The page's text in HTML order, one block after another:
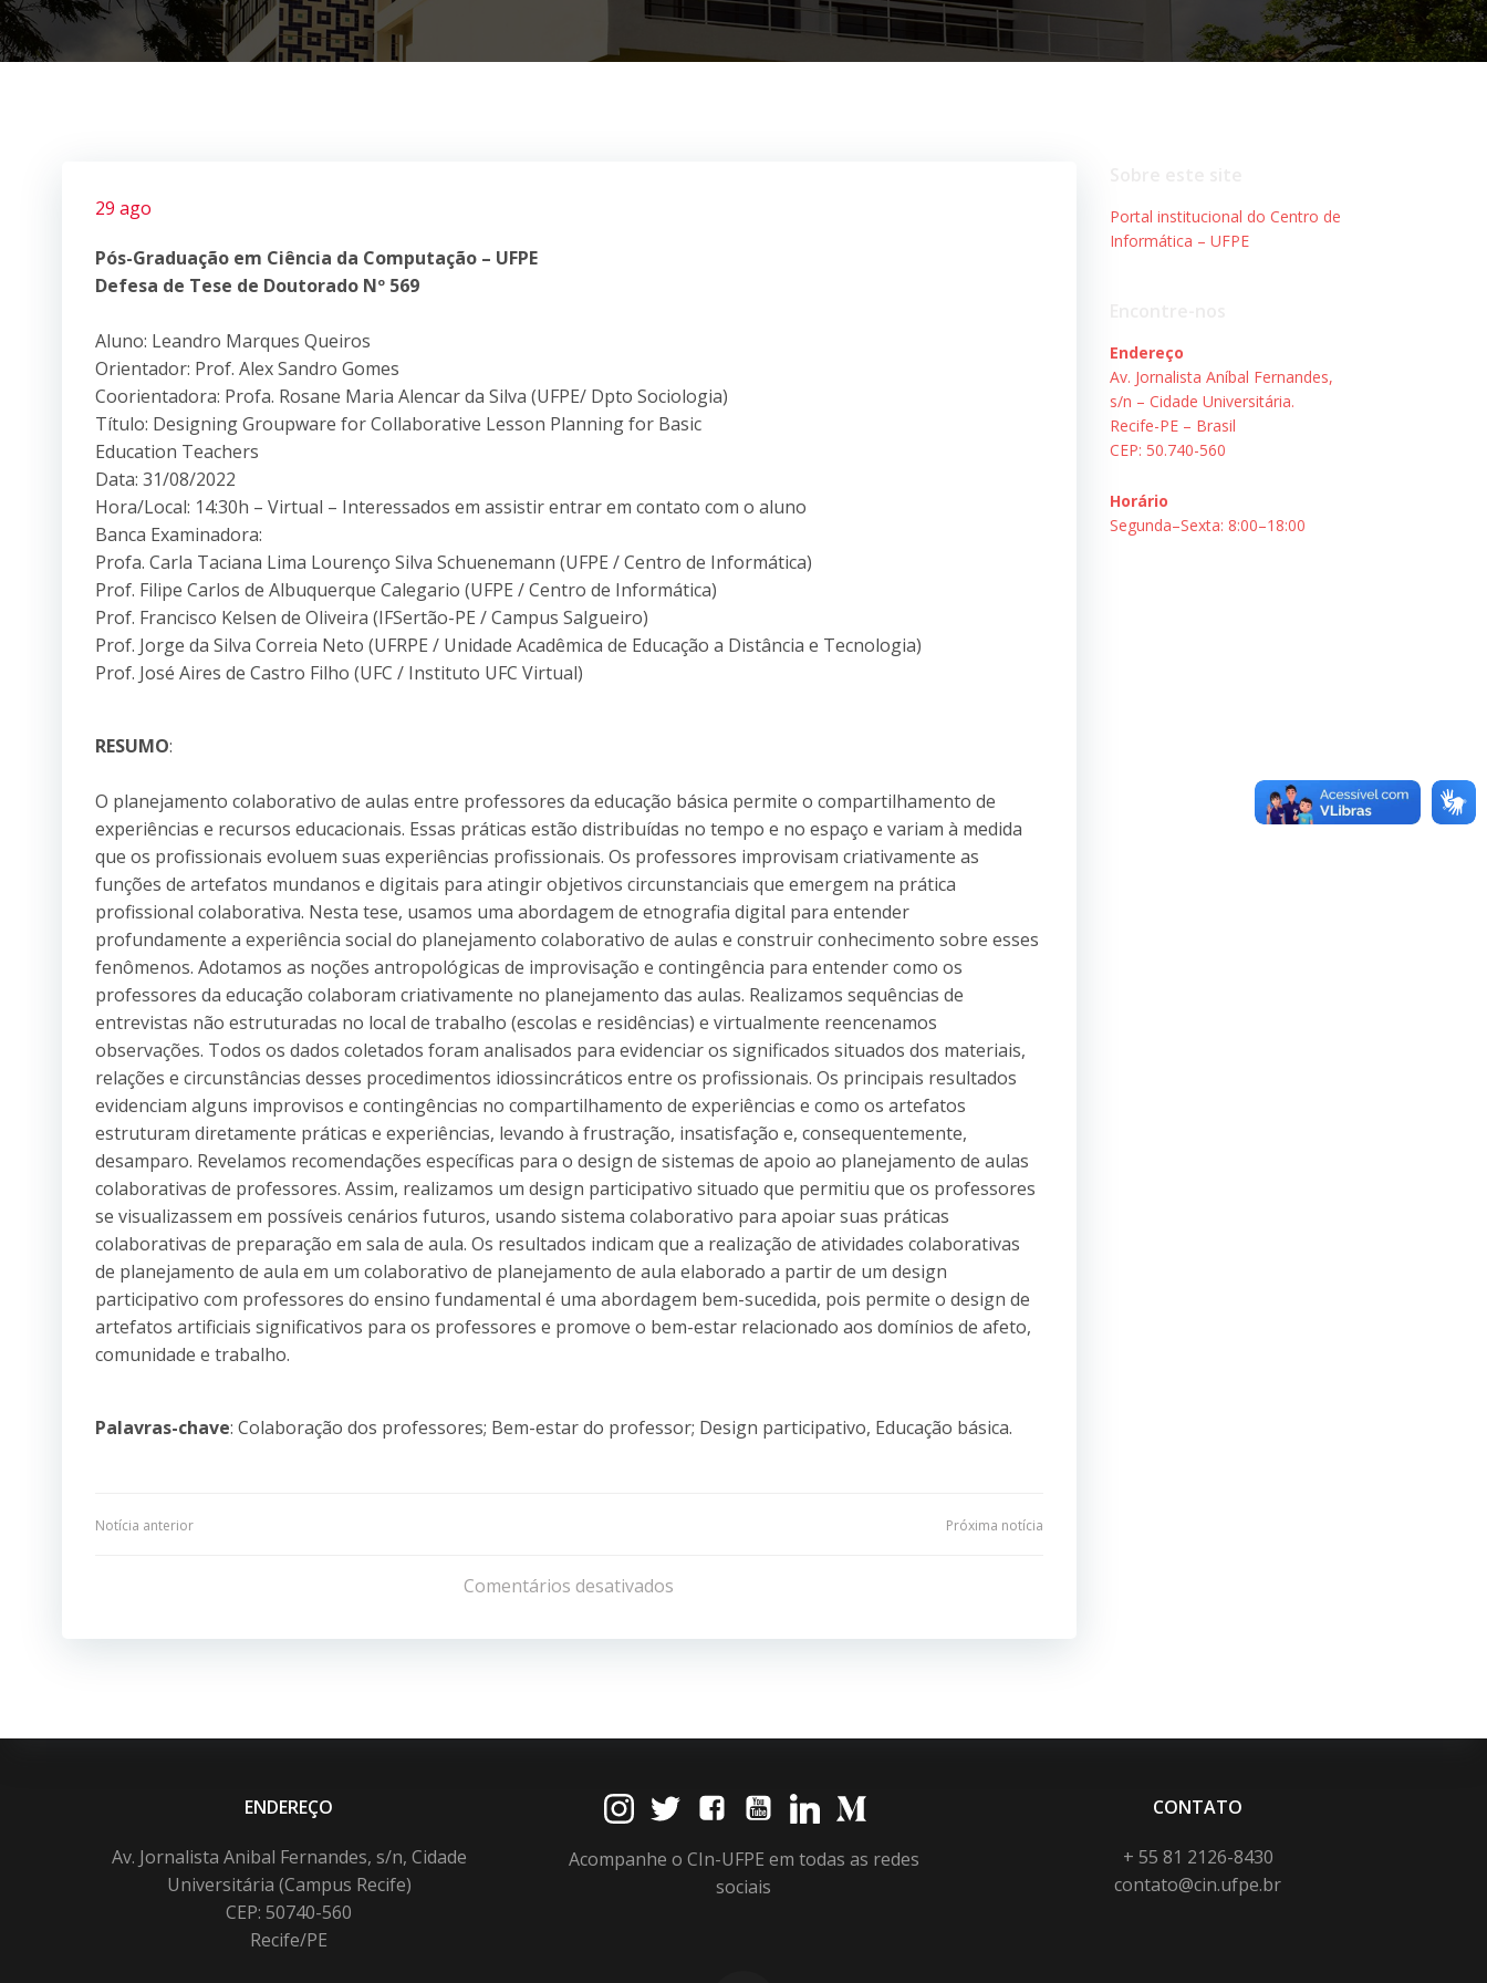
29 ago
Pós-Graduação em Ciência da Computação – UFPE
Defesa de Tese de Doutorado Nº 569
Aluno: Leandro Marques Queiros
Orientador: Prof. Alex Sandro Gomes
Coorientadora: Profa. Rosane Maria Alencar da Silva (UFPE/ Dpto Sociologia)
Título: Designing Groupware for Collaborative Lesson Planning for Basic
Education Teachers
Data: 31/08/2022
Hora/Local: 14:30h – Virtual – Interessados em assistir entrar em contato com o aluno
Banca Examinadora:
Profa. Carla Taciana Lima Lourenço Silva Schuenemann (UFPE / Centro de Informática)
Prof. Filipe Carlos de Albuquerque Calegario (UFPE / Centro de Informática)
Prof. Francisco Kelsen de Oliveira (IFSertão-PE / Campus Salgueiro)
Prof. Jorge da Silva Correia Neto (UFRPE / Unidade Acadêmica de Educação a Distância e Tecnologia)
Prof. José Aires de Castro Filho (UFC / Instituto UFC Virtual)
RESUMO:
O planejamento colaborativo de aulas entre professores da educação básica permite o compartilhamento de
experiências e recursos educacionais. Essas práticas estão distribuídas no tempo e no espaço e variam à medida
que os profissionais evoluem suas experiências profissionais. Os professores improvisam criativamente as
funções de artefatos mundanos e digitais para atingir objetivos circunstanciais que emergem na prática
profissional colaborativa. Nesta tese, usamos uma abordagem de etnografia digital para entender
profundamente a experiência social do planejamento colaborativo de aulas e construir conhecimento sobre esses
fenômenos. Adotamos as noções antropológicas de improvisação e contingência para entender como os
professores da educação colaboram criativamente no planejamento das aulas. Realizamos sequências de
entrevistas não estruturadas no local de trabalho (escolas e residências) e virtualmente reencenamos
observações. Todos os dados coletados foram analisados para evidenciar os significados situados dos materiais,
relações e circunstâncias desses procedimentos idiossincráticos entre os profissionais. Os principais resultados
evidenciam alguns improvisos e contingências no compartilhamento de experiências e como os artefatos
estruturam diretamente práticas e experiências, levando à frustração, insatisfação e, consequentemente,
desamparo. Revelamos recomendações específicas para o design de sistemas de apoio ao planejamento de aulas
colaborativas de professores. Assim, realizamos um design participativo situado que permitiu que os professores
se visualizassem em possíveis cenários futuros, usando sistema colaborativo para apoiar suas práticas
colaborativas de preparação em sala de aula. Os resultados indicam que a realização de atividades colaborativas
de planejamento de aula em um colaborativo de planejamento de aula elaborado a partir de um design
participativo com professores do ensino fundamental é uma abordagem bem-sucedida, pois permite o design de
artefatos artificiais significativos para os professores e promove o bem-estar relacionado aos domínios de afeto,
comunidade e trabalho.
Palavras-chave: Colaboração dos professores; Bem-estar do professor; Design participativo, Educação básica.
Navegação
Post
Notícia anterior
de
Post
Próxima notícia
Comentários desativados
Portal institucional do Centro de
Informática – UFPE
Endereço
Av. Jornalista Aníbal Fernandes,
s/n – Cidade Universitária.
Recife-PE – Brasil
CEP: 50.740-560
Horário
Segunda–Sexta: 8:00–18:00
ENDEREÇO
Av. Jornalista Anibal Fernandes, s/n, Cidade
Universitária (Campus Recife)
CEP: 50740-560
Recife/PE
Acompanhe o CIn-UFPE em todas as redes
sociais
CONTATO
+ 55 81 2126-8430
contato@cin.ufpe.br